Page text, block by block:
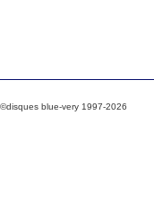
©disques blue-very 1997-2026